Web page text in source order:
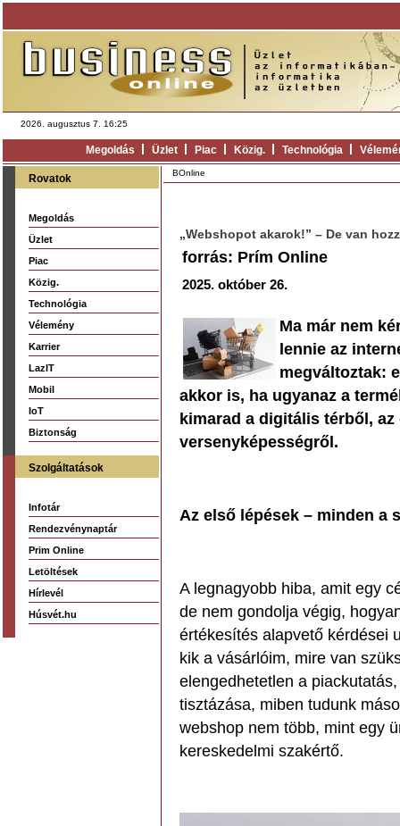
2026. augusztus 7. 16:25
Megoldás Üzlet Piac Közig. Technológia
Rovatok
Megoldás
Üzlet
Piac
Közig.
Technológia
Vélemény
Karrier
LazIT
Mobil
IoT
Biztonság
Szolgáltatások
Infotár
Rendezvénynaptár
Prim Online
Letöltések
Hírlevél
Húsvét.hu
BOnline
„Webshopot akarok!” – De van
forrás: Prím Online
2025. október 26.
Ma már nem
lennie az
megváltoztak:
akkor is, ha ugyanaz a
kimarad a digitális térből,
versenyképességről.
Az első lépések – minden a
A legnagyobb hiba, amit egy
de nem gondolja végig,
értékesítés alapvető kérdései
kik a vásárlóim, mire van
elengedhetetlen a
tisztázása, miben tudunk
webshop nem több, mint egy
kereskedelmi szakértő.